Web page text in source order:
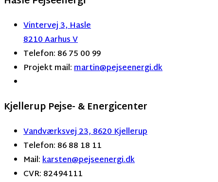
Vintervej 3, Hasle
8210 Aarhus V
Telefon: 86 75 00 99
Projekt mail:martin@pejseenergi.dk
Kjellerup Pejse- & Energicenter
Vandværksvej 23, 8620 Kjellerup
Telefon: 86 88 18 11
Mail:karsten@pejseenergi.dk
CVR: 82494111